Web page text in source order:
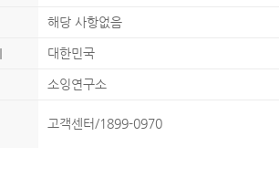
해당 사항없음
대한민국
소잉연구소
고객센터/1899-0970